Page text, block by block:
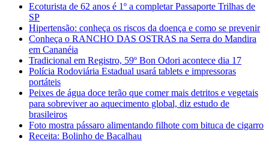
Ecoturista de 62 anos é 1º a completar Passaporte Trilhas de
SP
Hipertensão: conheça os riscos da doença e como se prevenir
Conheça o RANCHO DAS OSTRAS na Serra do Mandira
em Cananéia
Tradicional em Registro, 59º Bon Odori acontece dia 17
Polícia Rodoviária Estadual usará tablets e impressoras
portáteis
Peixes de água doce terão que comer mais detritos e vegetais
para sobreviver ao aquecimento global, diz estudo de
brasileiros
Foto mostra pássaro alimentando filhote com bituca de cigarro
Receita: Bolinho de Bacalhau